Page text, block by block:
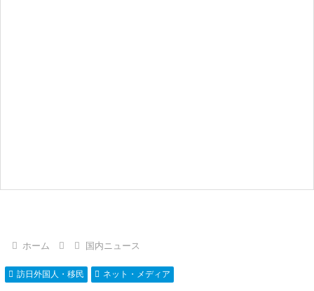
ホーム 国内ニュース
訪日外国人・移民 ネット・メディア